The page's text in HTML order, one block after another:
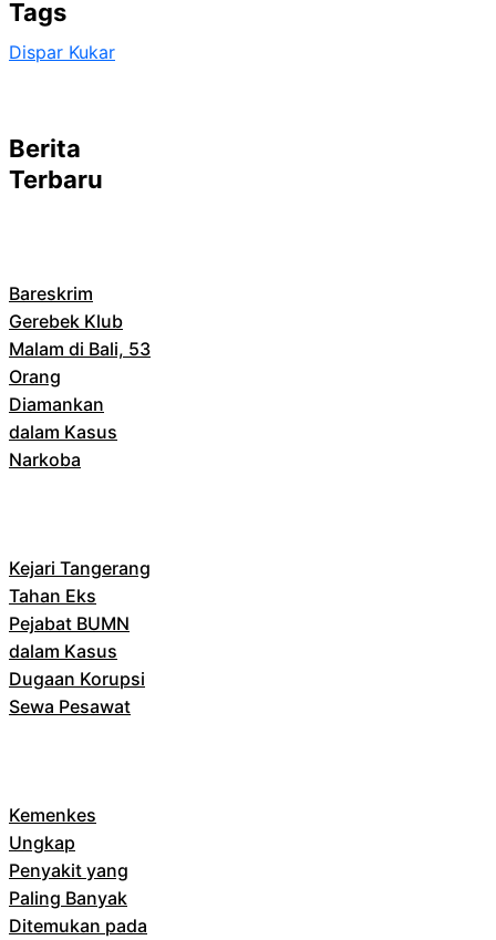
Tags
Dispar Kukar
Berita
Terbaru
Bareskrim
Gerebek Klub
Malam di Bali, 53
Orang
Diamankan
dalam Kasus
Narkoba
Kejari Tangerang
Tahan Eks
Pejabat BUMN
dalam Kasus
Dugaan Korupsi
Sewa Pesawat
Kemenkes
Ungkap
Penyakit yang
Paling Banyak
Ditemukan pada